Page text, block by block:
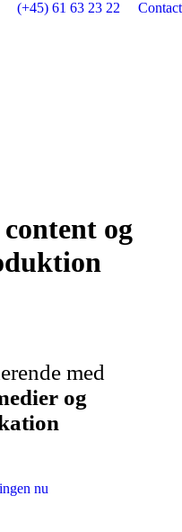
(+45) 61 63 23 22
Contact
og
med
og
nu